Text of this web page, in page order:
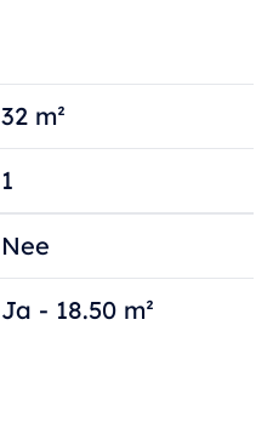
32 m²
1
Nee
Ja - 18.50 m²